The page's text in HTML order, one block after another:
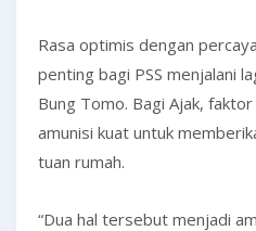
Rasa optimis dengan
penting bagi PSS menjalani
Bung Tomo. Bagi Ajak,
amunisi kuat untuk
tuan rumah.
“Dua hal tersebut menjadi